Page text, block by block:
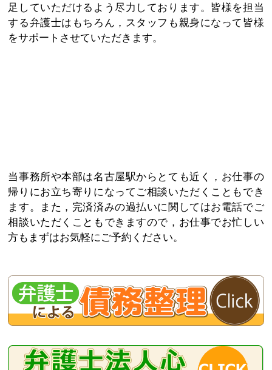
足していただけるよう尽力しております。皆様を担当
する弁護士はもちろん，スタッフも親身になって皆様
をサポートさせていただきます。
当事務所や本部は名古屋駅からとても近く，お仕事の
帰りにお立ち寄りになってご相談いただくこともでき
ます。また，完済済みの過払いに関してはお電話でご
相談いただくこともできますので，お仕事でお忙しい
方もまずはお気軽にご予約ください。